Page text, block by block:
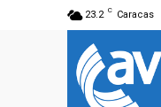
23.2 C Caracas